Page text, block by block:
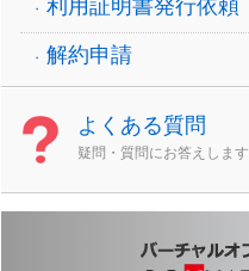
利用証明書発行依頼
解約申請
よくある質問
疑問・質問にお答えします